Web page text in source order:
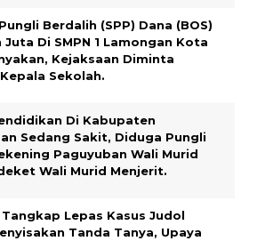
Berdalih (SPP) Dana (BOS)
Juta Di SMPN 1 Lamongan Kota
Kejaksaan Diminta
Sekolah.
Di Kabupaten
Sedang Sakit, Diduga Pungli
Paguyuban Wali Murid
deket Wali Murid Menjerit.
Lepas Kasus Judol
Tanda Tanya, Upaya